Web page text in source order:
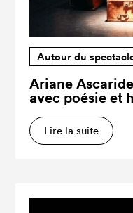
Autour du
Ariane
avec poésie et
Lire la suite